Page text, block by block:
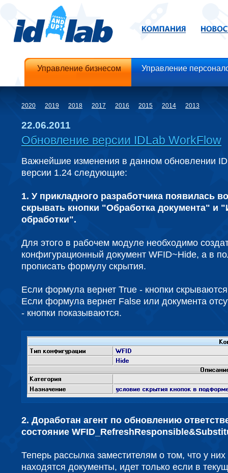
Управление бизнесом Управление
2020 2019 2018 2017 2016 2015 2014 2013
22.06.2011
Обновление версии IDLab WorkFlow
Важнейшие изменения в данном обновлении
версии 1.24 следующие:
1. У прикладного разработчика появилась
скрывать кнопки "Обработка документа" и
обработки".
Для этого в рабочем модуле необходимо
конфигурационный документ WFID~Hide, а в
прописать формулу скрытия.
Если формула вернет True - кнопки
Если формула вернет False или документа
- кнопки показываются.
2. Доработан агент по обновлению
состояние
Теперь рассылка заместителям о том, что у них
находятся документы, идет только если в